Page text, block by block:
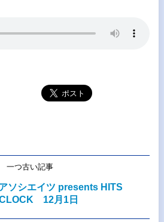
一つ古い記事
ソシエイツ presents HITS
12月1日